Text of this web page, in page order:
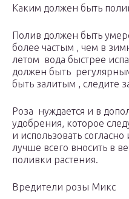
Каким должен быть
Полив должен быть
более частым , чем в
летом вода быстрее
должен быть
быть залитым , следите
Роза нуждается и в
удобрения, которое
и использовать
лучше всего вносить в
поливки растения.
Вредители розы Микс